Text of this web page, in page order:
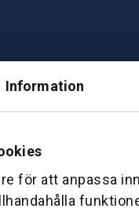
Information
för att anpassa